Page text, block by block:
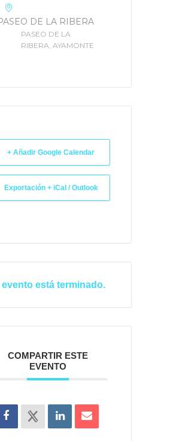
DE LA RIBERA
PASEO DE LA
RIBERA, AYAMONTE
+ Añadir Google Calendar
Exportación + iCal / Outlook
evento está terminado.
COMPARTIR ESTE
EVENTO